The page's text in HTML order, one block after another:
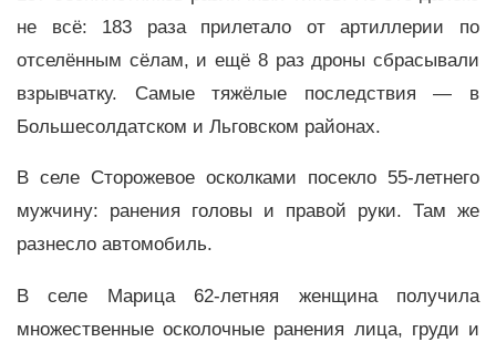
не всё: 183 раза прилетало от артиллерии по
отселённым сёлам, и ещё 8 раз дроны сбрасывали
взрывчатку. Самые тяжёлые последствия — в
Большесолдатском и Льговском районах.
В селе Сторожевое осколками посекло 55-летнего
мужчину: ранения головы и правой руки. Там же
разнесло автомобиль.
В селе Марица 62-летняя женщина получила
множественные осколочные ранения лица, груди и